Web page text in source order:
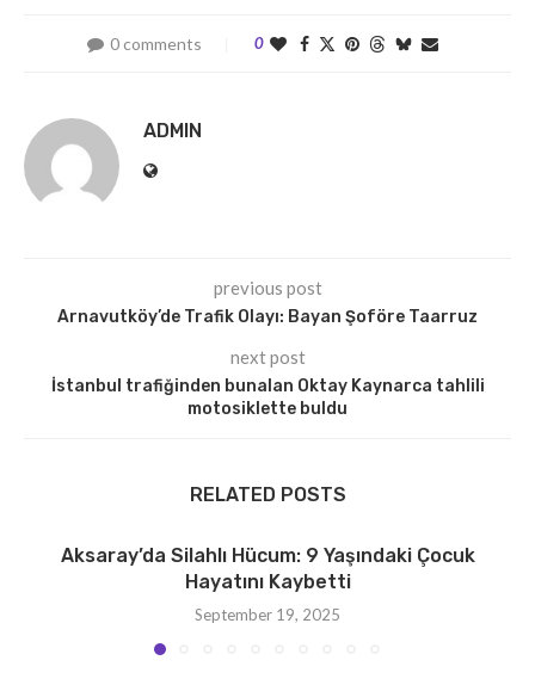
0 comments 0
ADMIN
previous post
Arnavutköy’de Trafik Olayı: Bayan Şoföre Taarruz
next post
İstanbul trafiğinden bunalan Oktay Kaynarca tahlili
motosiklette buldu
RELATED POSTS
Aksaray’da Silahlı Hücum: 9 Yaşındaki Çocuk
Hayatını Kaybetti
September 19, 2025